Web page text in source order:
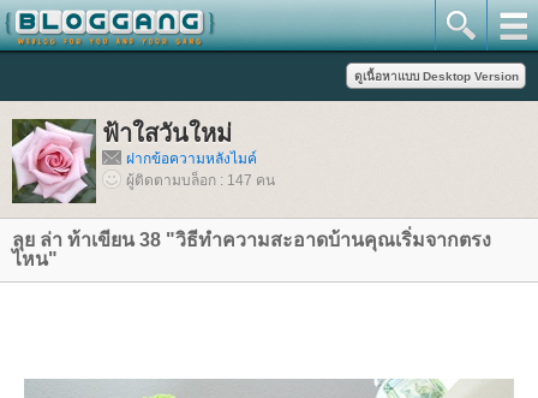
ฟ้าใสวันใหม่
ฝากข้อความหลังไมค์
ผู้ติดตามบล็อก : 147 คน
ลุย ล่า ท้าเขียน 38 "วิธีทำความสะอาดบ้านคุณเริ่มจากตรง
ไหน"